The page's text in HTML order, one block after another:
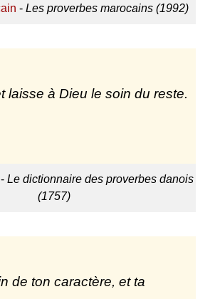
- Les proverbes marocains (1992)
laisse à Dieu le soin du reste.
-Le dictionnaire des proverbes danois
(1757)
de ton caractère, et ta